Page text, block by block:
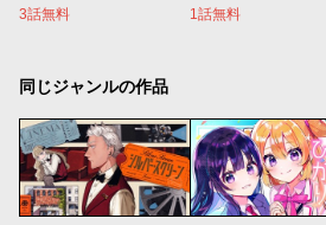
3話無料 1話無料
同じジャンルの作品